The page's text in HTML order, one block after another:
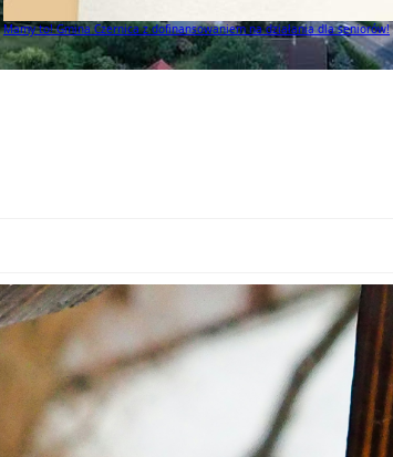
Budowa boiska sportowego przy świetlicy wiejskiej w Nadolicach Małych